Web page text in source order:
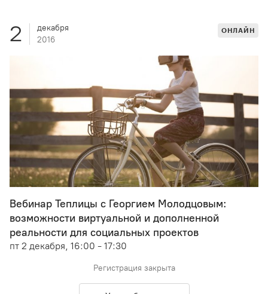
2
декабря
2016
Вебинар Теплицы с Георгием Молодцовым:
возможности виртуальной и дополненной
реальности для социальных проектов
пт 2 декабря, 16:00 - 17:30
ОНЛАЙН
Регистрация закрыта